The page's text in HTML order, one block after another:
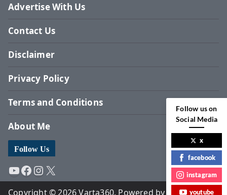
Advertise With Us
Contact Us
Disclaimer
Privacy Policy
Terms and Conditions
About Me
Follow Us
YouTube
Facebook
Instagram
X
Copyright © 2026 Varta360. Powered by Surbhi
Follow us on
Social Media
x
facebook
instagram
youtube